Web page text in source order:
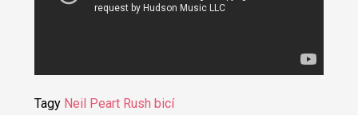
Tagy Neil Peart Rush bicí